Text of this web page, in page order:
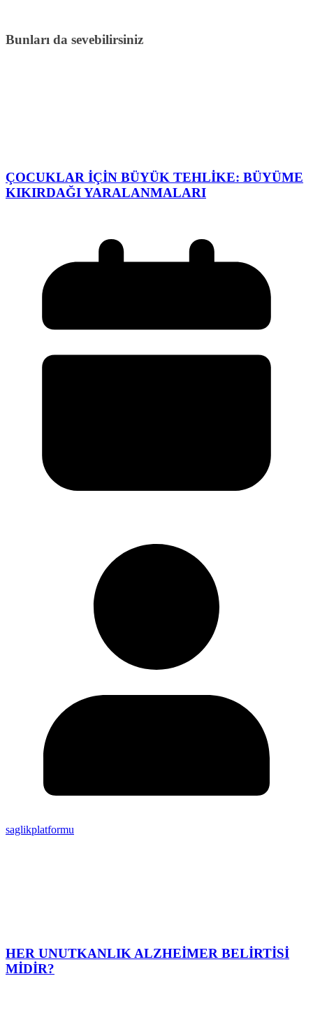
Bunları da sevebilirsiniz
ÇOCUKLAR İÇİN BÜYÜK TEHLİKE: BÜYÜME
KIKIRDAĞI YARALANMALARI
saglikplatformu
HER UNUTKANLIK ALZHEİMER BELİRTİSİ
MİDİR?